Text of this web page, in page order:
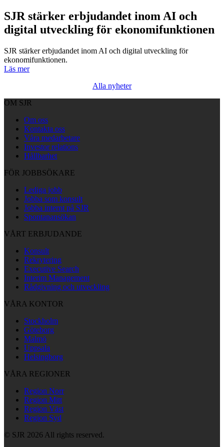
SJR stärker erbjudandet inom AI och
digital utveckling för ekonomifunktionen
SJR stärker erbjudandet inom AI och digital utveckling för
ekonomifunktionen.
Läs mer
Alla nyheter
OM SJR
Om oss
Kontakta oss
Våra medarbetare
Investor relations
Hållbarhet
FÖR JOBBSÖKARE
Lediga jobb
Jobba som konsult
Jobba internt på SJR
Spontanansökan
VÅRT ERBJUDANDE
Konsult
Rekrytering
Executive Search
Interim Management
Rådgivning och utveckling
VÅRA KONTOR
Stockholm
Göteborg
Malmö
Uppsala
Helsingborg
VÅRA REGIONER
Region Norr
Region Mitt
Region Väst
Region Syd
© SJR 2026 All rights reserved.